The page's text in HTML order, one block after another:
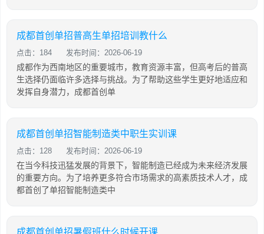
成都首创单招普高生单招培训教什么
点击：184 发布时间：2026-06-19
成都作为西南地区的重要城市，教育资源丰富，但高考后的普高
生选择仍面临许多选择与挑战。为了帮助这些学生更好地适应和
发挥自身潜力，成都首创单
成都首创单招智能制造类中职生实训课
点击：128 发布时间：2026-06-19
在当今科技迅猛发展的背景下，智能制造已经成为未来经济发展
的重要方向。为了培养更多符合市场需求的高素质技术人才，成
都首创了单招智能制造类中
成都首创单招暑假班什么时候开课